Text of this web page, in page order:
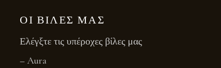
ΟΙ ΒΊΛΕΣ ΜΑΣ
Ελέγξτε τις υπέροχες βίλες μας
–Aura